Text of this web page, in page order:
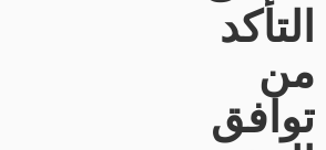
التأكد
من
توافق